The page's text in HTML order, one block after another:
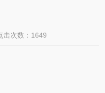
击次数：1649